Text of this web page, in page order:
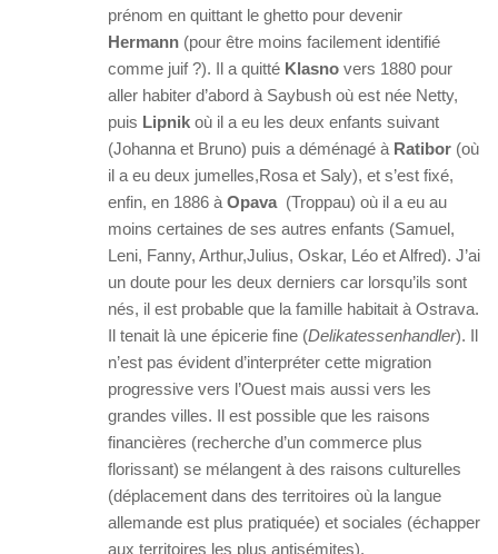
prénom en quittant le ghetto pour devenir
Hermann (pour être moins facilement identifié
comme juif ?). Il a quitté Klasno vers 1880 pour
aller habiter d’abord à Saybush où est née Netty,
puis Lipnik où il a eu les deux enfants suivant
(Johanna et Bruno) puis a déménagé à Ratibor (où
il a eu deux jumelles,Rosa et Saly), et s’est fixé,
enfin, en 1886 à Opava (Troppau) où il a eu au
moins certaines de ses autres enfants (Samuel,
Leni, Fanny, Arthur,Julius, Oskar, Léo et Alfred). J’ai
un doute pour les deux derniers car lorsqu’ils sont
nés, il est probable que la famille habitait à Ostrava.
Il tenait là une épicerie fine (Delikatessenhandler). Il
n’est pas évident d’interpréter cette migration
progressive vers l’Ouest mais aussi vers les
grandes villes. Il est possible que les raisons
financières (recherche d’un commerce plus
florissant) se mélangent à des raisons culturelles
(déplacement dans des territoires où la langue
allemande est plus pratiquée) et sociales (échapper
aux territoires les plus antisémites).